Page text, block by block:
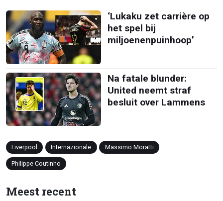
‘Lukaku zet carrière op
het spel bij
miljoenenpuinhoop’
Na fatale blunder:
United neemt straf
besluit over Lammens
Liverpool Internazionale Massimo Moratti
Philippe Coutinho
Meest recent